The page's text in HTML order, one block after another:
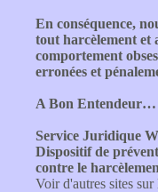
En conséquence,
tout harcèlement et
comportement
erronées et
A Bon Entendeur…
Service Juridique
Dispositif de
contre le
Voir d'autres sites sur